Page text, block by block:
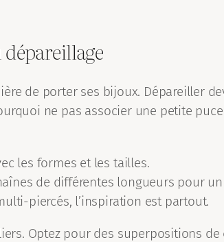
de porter ses bijoux. Dépareiller
ne pas associer une petite
les formes et les tailles.
de différentes longueurs pour
piercés, l’inspiration est partout.
Optez pour des superpositions